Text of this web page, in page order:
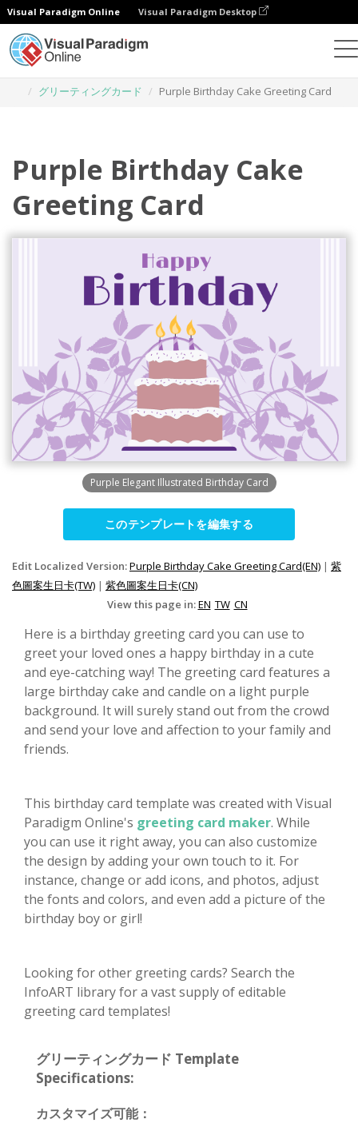
Visual Paradigm Online Visual Paradigm Desktop
グリーティングカード
Purple Birthday Cake Greeting Card
Purple Birthday Cake
Greeting Card
Purple Elegant Illustrated Birthday Card
このテンプレートを編集する
Edit Localized Version:Purple Birthday Cake Greeting Card(EN) | 紫
色圖案生日卡(TW) | 紫色圖案生日卡(CN)
View this page in:EN TW CN
Here is a birthday greeting card you can use to
greet your loved ones a happy birthday in a cute
and eye-catching way! The greeting card features a
large birthday cake and candle on a light purple
background. It will surely stand out from the crowd
and send your love and affection to your family and
friends.
This birthday card template was created with Visual
Paradigm Online's greeting card maker. While
you can use it right away, you can also customize
the design by adding your own touch to it. For
instance, change or add icons, and photos, adjust
the fonts and colors, and even add a picture of the
birthday boy or girl!
Looking for other greeting cards? Search the
InfoART library for a vast supply of editable
greeting card templates!
グリーティングカード Template
Specifications:
カスタマイズ可能：